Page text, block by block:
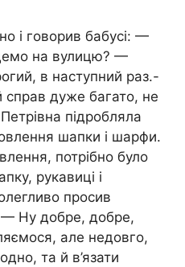
і говорив бабусі: —
на вулицю? —
в наступний раз.-
справ дуже багато, не
підробляла
шапки і шарфи.
потрібно було
рукавиці і
просив
— Ну добре, добре,
але недовго,
та й в’язати